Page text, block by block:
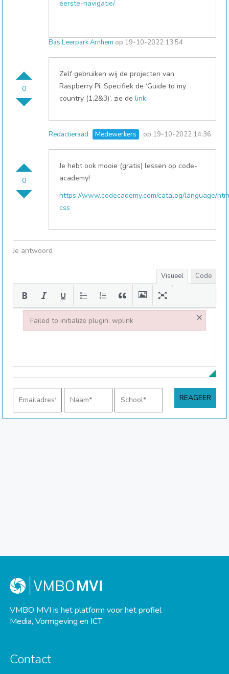
eerste-navigatie/
0
Bas Leerpark Arnhem op 19-10-2022 13:54
Zelf gebruiken wij de projecten van
Raspberry Pi. Specifiek de ‘Guide to my
country (1,2&3)’, zie delink.
0
Redactieraad Medewerkers op 19-10-2022 14:36
Je hebt ook mooie (gratis) lessen op code-
academy!
https://www.codecademy.com/catalog/language/
css
Je antwoord
Visueel Code
VMBO MVI is het platform voor het profiel
Media, Vormgeving en ICT
Contact
Failed to initialize plugin: wplink ×
Failed to initialize plugin: wplink